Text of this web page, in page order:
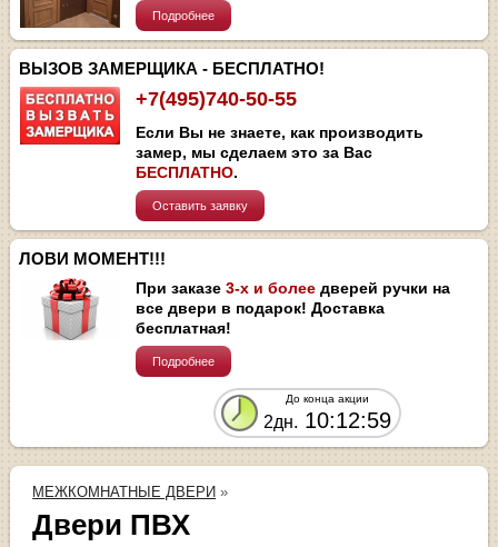
Подробнее
ВЫЗОВ ЗАМЕРЩИКА - БЕСПЛАТНО!
+7(495)740-50-55
Если Вы не знаете, как производить
замер, мы сделаем это за Вас
БЕСПЛАТНО.
Оставить заявку
ЛОВИ МОМЕНТ!!!
При заказе3-х и более дверей ручки на
все двери в подарок! Доставка
бесплатная!
Подробнее
До конца акции
2дн. 10:12:58
МЕЖКОМНАТНЫЕ ДВЕРИ »
Двери ПВХ